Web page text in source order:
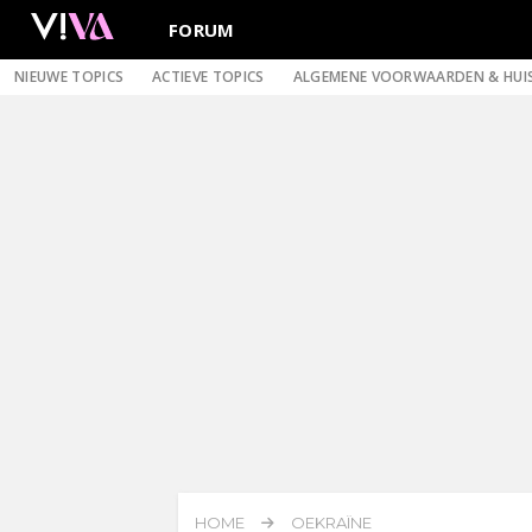
FORUM
NIEUWE TOPICS ACTIEVE TOPICS ALGEMENE VOORWAARDEN &
HOME OEKRAÏNE